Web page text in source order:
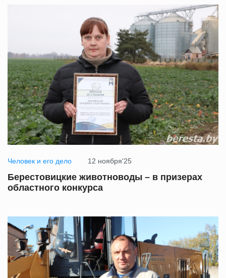
Человек и его дело 12 ноября'25
Берестовицкие животноводы – в призерах
областного конкурса